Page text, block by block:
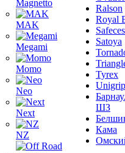
Magnetto
MAK
Megami
Momo
Neo
Next
NZ
Ralson
Royal
Satoya
Tyrex
Unigrip
ШЗ
Кама